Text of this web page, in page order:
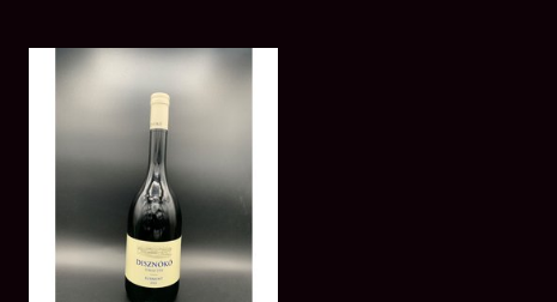
Tokaji Furmint Dry 2021
AJOUTER AU PANIER